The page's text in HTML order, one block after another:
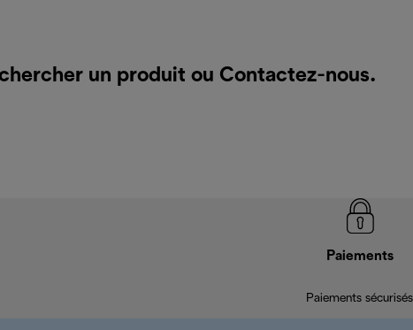
un produit ou Contactez-nous.
Paiements
Paiements sécurisés